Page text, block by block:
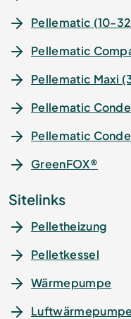
Pellematic (10-
Pellematic
Pellematic Maxi
Pellematic
Pellematic
GreenFOX®
Sitelinks
Pelletheizung
Pelletkessel
Wärmepumpe
Luftwärmepumpe